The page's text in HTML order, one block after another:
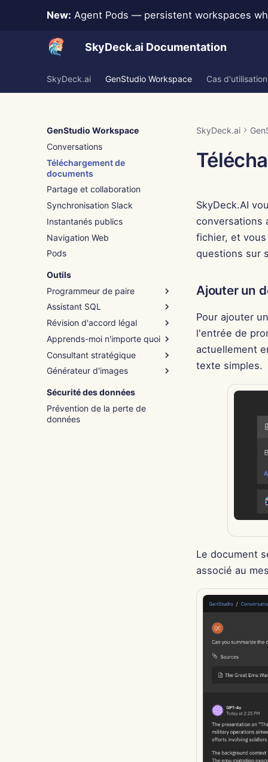
New: Agent Pods — persistent workspaces
SkyDeck.ai Documentation
SkyDeck.ai GenStudio Workspace Cas d'utilisation
GenStudio Workspace
Conversations
Téléchargement de
documents
Partage et collaboration
Synchronisation Slack
Instantanés publics
Navigation Web
Pods
Outils
Programmeur de paire
Comment utiliser
Exemple – Assistance script
Python
Assistant SQL
Comment utiliser
Exemple – Débogage de
requête
Révision d'accord légal
Comment utiliser
Exemple – Clause NDA
Apprends-moi n'importe quoi
Comment utiliser
Exemple – Introduction à la
Consultant stratégique
Comment utiliser
Exemple – Rétention des
employés
Générateur d'images
Comment utiliser
Exemple – Paysage d'hiver
Sécurité des données
Prévention de la perte de
données
SkyDeck.ai
SkyDeck.AI
conversations
fichier, et
questions sur
Ajouter un
Pour ajouter
l'entrée de
actuellement
texte simples.
Le document
associé au